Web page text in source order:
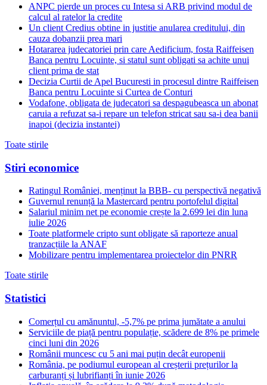
ANPC pierde un proces cu Intesa si ARB privind modul de
calcul al ratelor la credite
Un client Credius obtine in justitie anularea creditului, din
cauza dobanzii prea mari
Hotararea judecatoriei prin care Aedificium, fosta Raiffeisen
Banca pentru Locuinte, si statul sunt obligati sa achite unui
client prima de stat
Decizia Curtii de Apel Bucuresti in procesul dintre Raiffeisen
Banca pentru Locuinte si Curtea de Conturi
Vodafone, obligata de judecatori sa despagubeasca un abonat
caruia a refuzat sa-i repare un telefon stricat sau sa-i dea banii
inapoi (decizia instantei)
Toate stirile
Stiri economice
Ratingul României, menținut la BBB- cu perspectivă negativă
Guvernul renunță la Mastercard pentru portofelul digital
Salariul minim net pe economie crește la 2.699 lei din luna
iulie 2026
Toate platformele cripto sunt obligate să raporteze anual
tranzacțiile la ANAF
Mobilizare pentru implementarea proiectelor din PNRR
Toate stirile
Statistici
Comerțul cu amănuntul, -5,7% pe prima jumătate a anului
Serviciile de piață pentru populație, scădere de 8% pe primele
cinci luni din 2026
Românii muncesc cu 5 ani mai puțin decât europenii
România, pe podiumul european al creșterii prețurilor la
carburanți și lubrifianți în iunie 2026